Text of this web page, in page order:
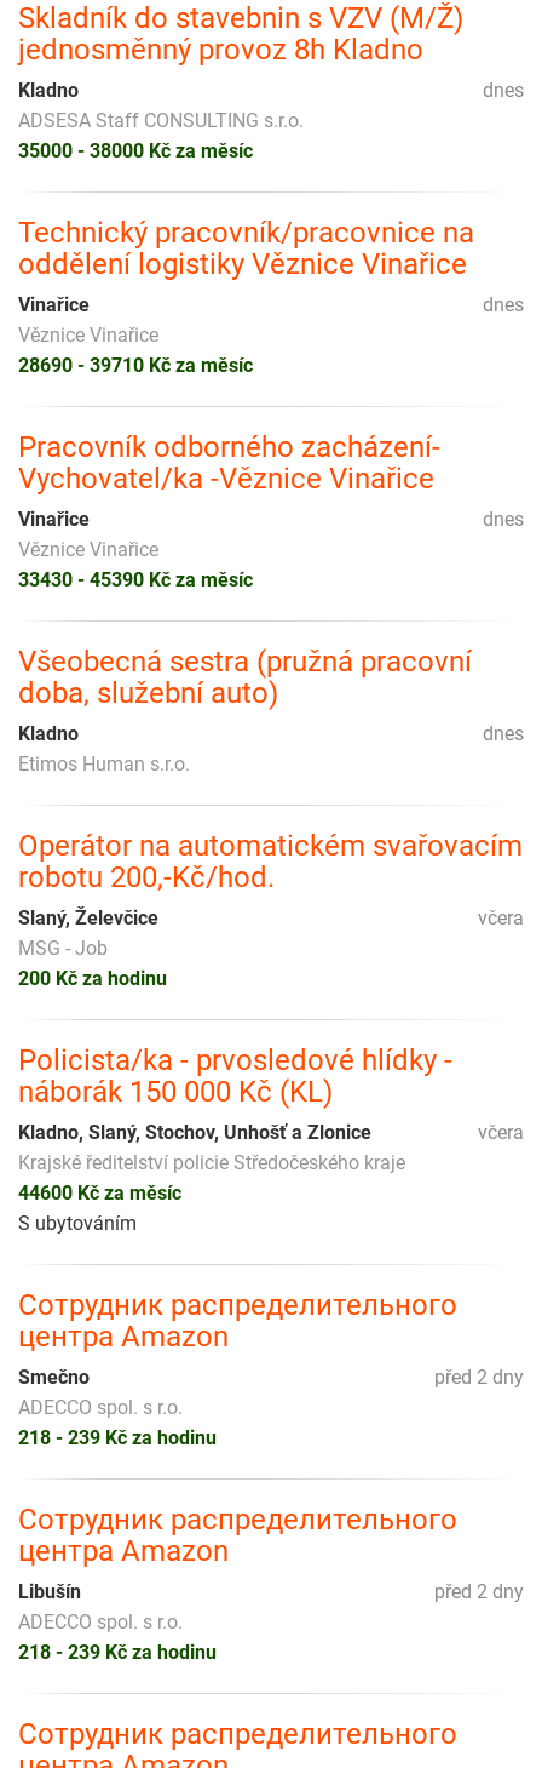
Skladník do stavebnin s VZV (M/Ž)
jednosměnný provoz 8h Kladno
dnes
Kladno
ADSESA Staff CONSULTING s.r.o.
35000 - 38000 Kč za měsíc
Technický pracovník/pracovnice na
oddělení logistiky Věznice Vinařice
dnes
Vinařice
Věznice Vinařice
28690 - 39710 Kč za měsíc
Pracovník odborného zacházení-
Vychovatel/ka -Věznice Vinařice
dnes
Vinařice
Věznice Vinařice
33430 - 45390 Kč za měsíc
Všeobecná sestra (pružná pracovní
doba, služební auto)
dnes
Kladno
Etimos Human s.r.o.
Operátor na automatickém svařovacím
robotu 200,-Kč/hod.
včera
Slaný, Želevčice
MSG - Job
200 Kč za hodinu
Policista/ka - prvosledové hlídky -
náborák 150 000 Kč (KL)
včera
Kladno, Slaný, Stochov, Unhošť a Zlonice
Krajské ředitelství policie Středočeského kraje
44600 Kč za měsíc
S ubytováním
Сотрудник распределительного
центра Amazon
před 2 dny
Smečno
ADECCO spol. s r.o.
218 - 239 Kč za hodinu
Сотрудник распределительного
центра Amazon
před 2 dny
Libušín
ADECCO spol. s r.o.
218 - 239 Kč za hodinu
Сотрудник распределительного